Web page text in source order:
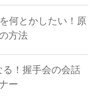
何とかしたい！原
方法
る！握手会の会話
ー